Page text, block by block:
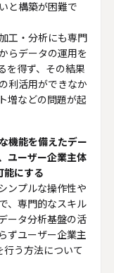
と構築が困難で
工・分析にも専門
らデータの運用を
を得ず、その結果
利活用ができなか
増などの問題が起
機能を備えたデー
ユーザー企業主体
能にする
ンプルな操作性や
、専門的なスキル
ータ分析基盤の活
ずユーザー企業主
う方法について